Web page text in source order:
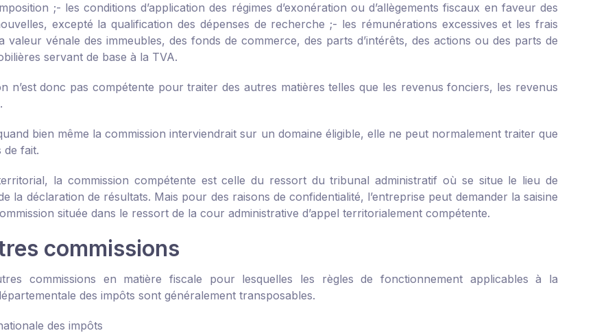
;- les conditions d’application des régimes d’exonération ou d’allègements fiscaux en faveur des
excepté la qualification des dépenses de recherche ;- les rémunérations excessives et les frais
valeur vénale des immeubles, des fonds de commerce, des parts d’intérêts, des actions ou des parts de
servant de base à la TVA.
n’est donc pas compétente pour traiter des autres matières telles que les revenus fonciers, les revenus
bien même la commission interviendrait sur un domaine éligible, elle ne peut normalement traiter que
de fait.
la commission compétente est celle du ressort du tribunal administratif où se situe le lieu de
la déclaration de résultats. Mais pour des raisons de confidentialité, l’entreprise peut demander la saisine
située dans le ressort de la cour administrative d’appel territorialement compétente.
commissions
commissions en matière fiscale pour lesquelles les règles de fonctionnement applicables à la
des impôts sont généralement transposables.
des impôts